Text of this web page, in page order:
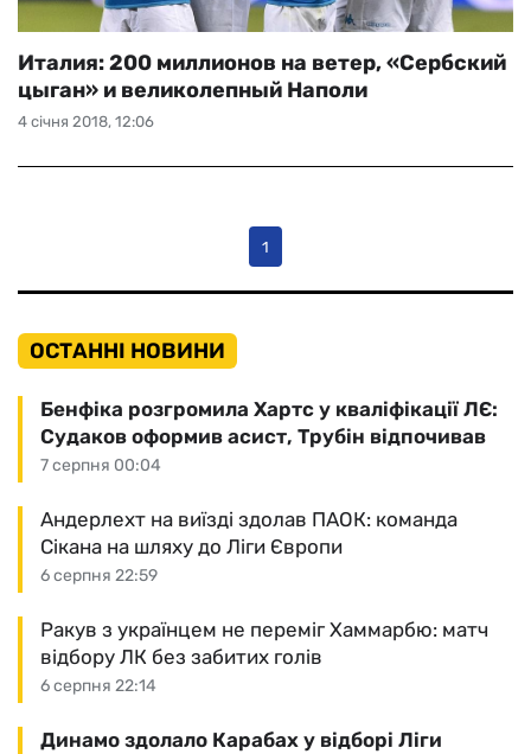
4 січня 2018, 12:06
Италия: 200 миллионов на ветер, «Cербский
цыган» и великолепный Наполи
1
ОСТАННІ НОВИНИ
7 серпня 00:04
Бенфіка розгромила Хартс у кваліфікації ЛЄ:
Судаков оформив асист, Трубін відпочивав
6 серпня 22:59
Андерлехт на виїзді здолав ПАОК: команда
Сікана на шляху до Ліги Європи
6 серпня 22:14
Ракув з українцем не переміг Хаммарбю: матч
відбору ЛК без забитих голів
Динамо здолало Карабах у відборі Ліги